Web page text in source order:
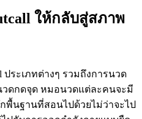
ให้กลับสู่สภาพ
ประเภทต่างๆ รวมถึงการนวด
ดกดจุด หมอนวดแต่ละคนจะมี
พื้นฐานที่สอนไปด้วยไม่ว่าจะไป